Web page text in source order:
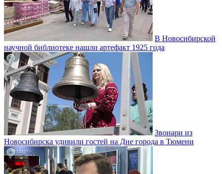
В Новосибирской
научной библиотеке нашли артефакт 1925 года
Звонари из
Новосибирска удивили гостей на Дне города в Тюмени